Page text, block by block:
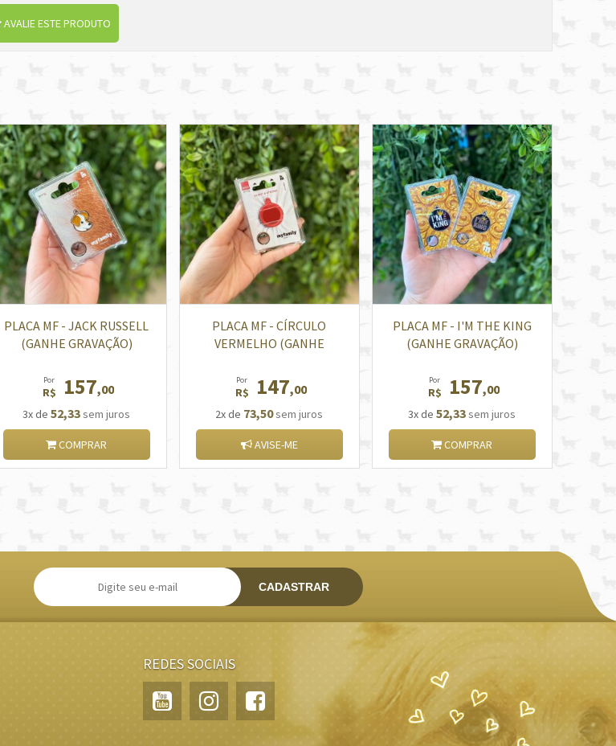
AVALIE ESTE PRODUTO
PLACA MF - JACK RUSSELL
(GANHE GRAVAÇÃO)
Por
R$ 157,00
3x de 52,33sem juros
COMPRAR
PLACA MF - CÍRCULO
VERMELHO (GANHE
Por
R$ 147,00
2x de 73,50sem juros
AVISE-ME
PLACA MF - I'M THE KING
(GANHE GRAVAÇÃO)
Por
R$ 157,00
3x de 52,33sem juros
COMPRAR
CADASTRAR
REDES SOCIAIS